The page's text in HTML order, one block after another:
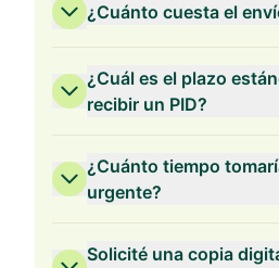
¿Cuánto cuesta el
¿Cuál es el plazo
recibir un PID?
¿Cuánto tiempo
urgente?
Solicité una copia